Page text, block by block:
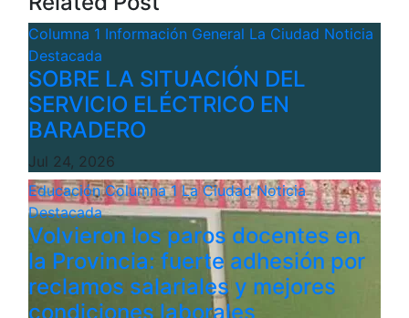
Columna 1 Información General La Ciudad Noticia
Destacada
SOBRE LA SITUACIÓN DEL
SERVICIO ELÉCTRICO EN
BARADERO
Jul 24, 2026
EducaciónColumna 1 La CiudadNoticia
Destacada
Volvieron los paros docentes en
la Provincia: fuerte adhesión por
reclamos salariales y mejores
condiciones laborales